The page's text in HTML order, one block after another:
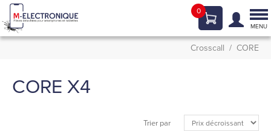
0
MENU
Crosscall CORE
CORE X4
Trier par